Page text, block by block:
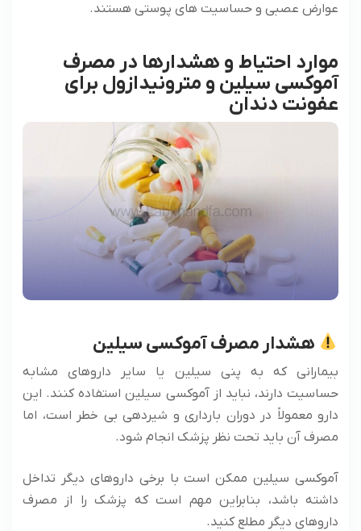
عوارض عصبی و حساسیت های پوستی هستند.
موارد احتیاط و هشدارها در مصرف
آموکسی سیلین و مترونیدازول برای
عفونت دندان
هشدار مصرف آموکسی سیلین
بیمارانی که به پنی سیلین یا سایر داروهای مشابه
حساسیت دارند، نباید از آموکسی سیلین استفاده کنند. این
دارو معمولاً در دوران بارداری و شیردهی بی خطر است، اما
مصرف آن باید تحت نظر پزشک انجام شود.
آموکسی سیلین ممکن است با برخی داروهای دیگر تداخل
داشته باشد، بنابراین مهم است که پزشک را از مصرف
داروهای دیگر مطلع کنید.